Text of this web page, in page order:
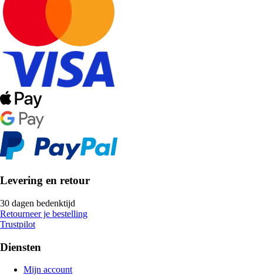
Levering en retour
30 dagen bedenktijd
Retourneer je bestelling
Trustpilot
Diensten
Mijn account